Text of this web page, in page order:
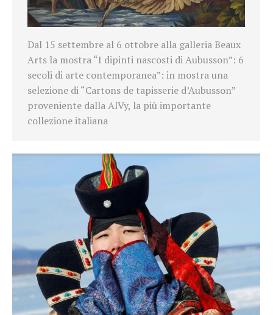
Dal 15 settembre al 6 ottobre alla galleria Beaux
Arts la mostra “I dipinti nascosti di Aubusson”: 6
secoli di arte contemporanea”: in mostra una
selezione di “Cartons de tapisserie d’Aubusson”
proveniente dalla AlVy, la più importante
collezione italiana